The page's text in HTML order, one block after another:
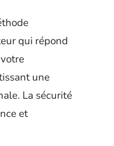
qui répond
une
La sécurité
et